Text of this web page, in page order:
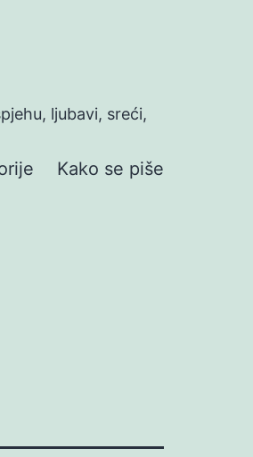
ljubavi, sreći,
Kako se piše